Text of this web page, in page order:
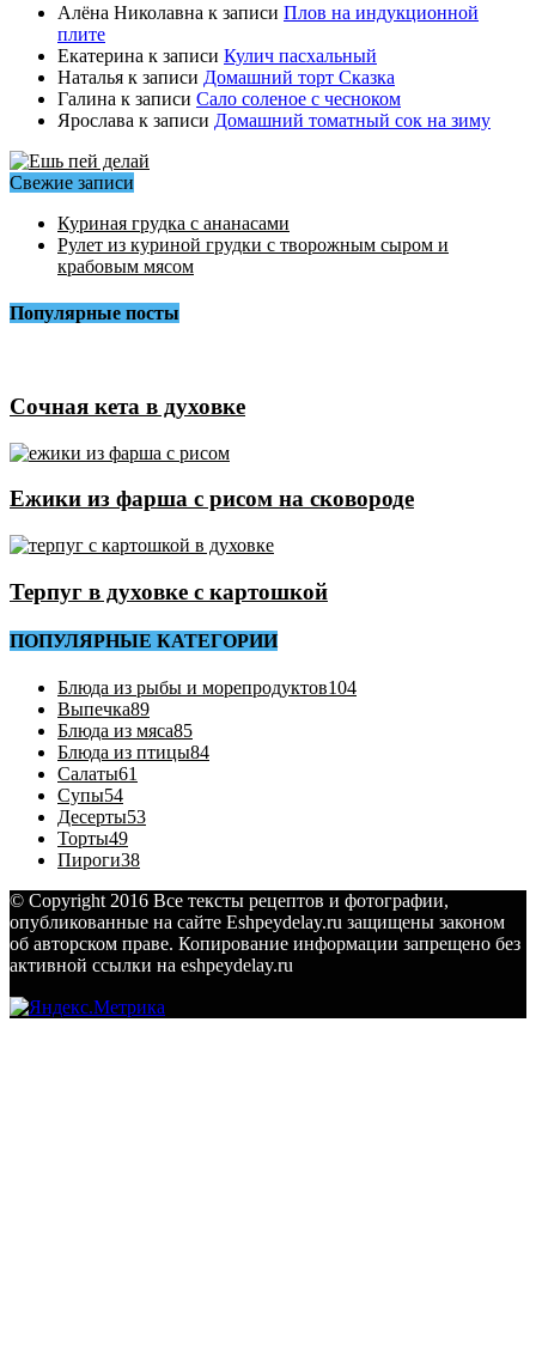
Алёна Николавна к записи Плов на индукционной
плите
Екатерина к записи Кулич пасхальный
Наталья к записи Домашний торт Сказка
Галина к записи Сало соленое с чесноком
Ярослава к записи Домашний томатный сок на зиму
Свежие записи
Куриная грудка с ананасами
Рулет из куриной грудки с творожным сыром и
крабовым мясом
Популярные посты
Сочная кета в духовке
Ежики из фарша с рисом на сковороде
Терпуг в духовке с картошкой
ПОПУЛЯРНЫЕ КАТЕГОРИИ
Блюда из рыбы и морепродуктов104
Выпечка89
Блюда из мяса85
Блюда из птицы84
Салаты61
Супы54
Десерты53
Торты49
Пироги38
© Copyright 2016 Все тексты рецептов и фотографии,
опубликованные на сайте Eshpeydelay.ru защищены законом
об авторском праве. Копирование информации запрещено без
активной ссылки на eshpeydelay.ru